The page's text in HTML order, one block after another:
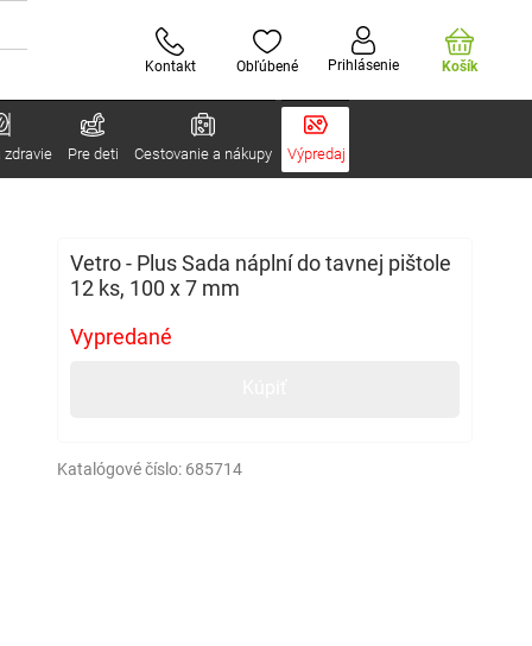
Kontakt Obľúbené Prihlásenie Košík
zdravie Pre deti Cestovanie a nákupy Výpredaj
Vetro - Plus Sada náplní do tavnej pištole
12 ks, 100 x 7 mm
Vypredané
Katalógové číslo: 685714